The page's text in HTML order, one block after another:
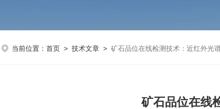
当前位置： 首页 > 技术文章 > 矿石品位在线检测技术：近红外光
矿石品位在线